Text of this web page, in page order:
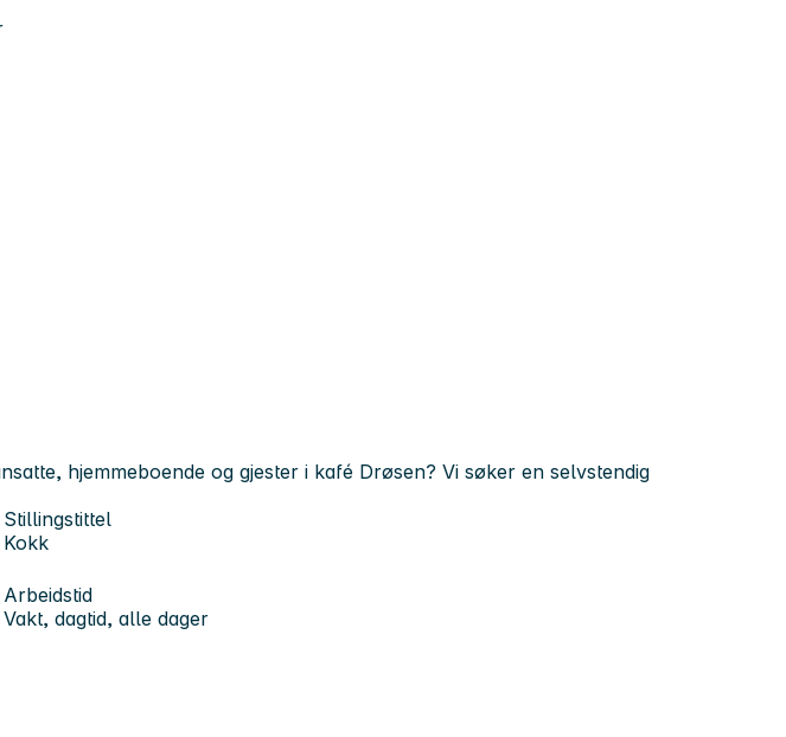
hjemmeboende og gjester i kafé Drøsen? Vi søker en selvstendig
Stillingstittel
Kokk
Arbeidstid
Vakt, dagtid, alle dager